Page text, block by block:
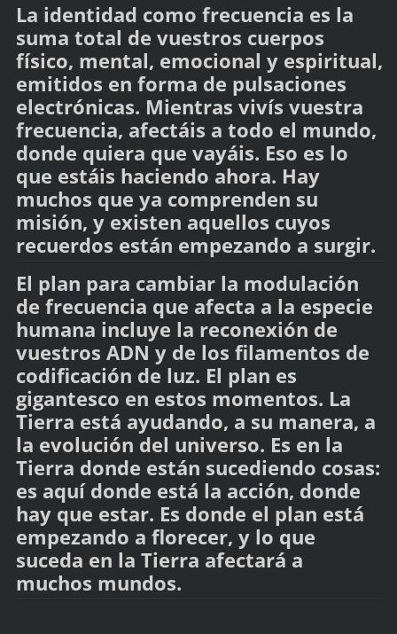
La identidad como frecuencia es la
suma total de vuestros cuerpos
físico, mental, emocional y espiritual,
emitidos en forma de pulsaciones
electrónicas. Mientras vivís vuestra
frecuencia, afectáis a todo el mundo,
donde quiera que vayáis. Eso es lo
que estáis haciendo ahora. Hay
muchos que ya comprenden su
misión, y existen aquellos cuyos
recuerdos están empezando a surgir.
El plan para cambiar la modulación
de frecuencia que afecta a la especie
humana incluye la reconexión de
vuestros ADN y de los filamentos de
codificación de luz. El plan es
gigantesco en estos momentos. La
Tierra está ayudando, a su manera, a
la evolución del universo. Es en la
Tierra donde están sucediendo cosas:
es aquí donde está la acción, donde
hay que estar. Es donde el plan está
empezando a florecer, y lo que
suceda en la Tierra afectará a
muchos mundos.